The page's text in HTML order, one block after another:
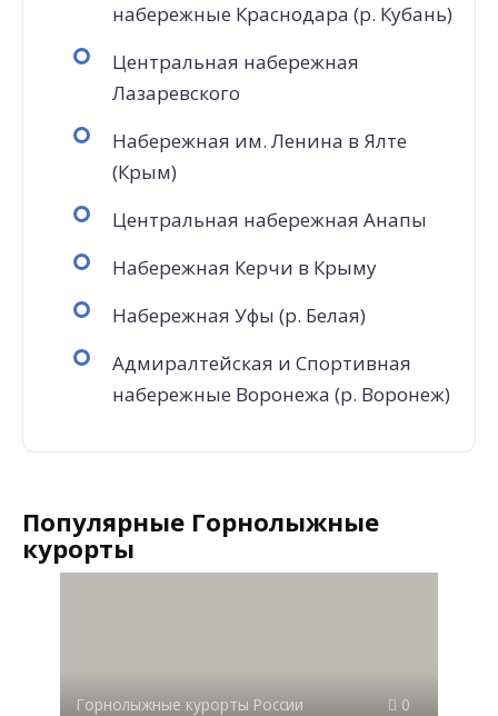
набережные Краснодара (р. Кубань)
Центральная набережная
Лазаревского
Набережная им. Ленина в Ялте
(Крым)
Центральная набережная Анапы
Набережная Керчи в Крыму
Набережная Уфы (р. Белая)
Адмиралтейская и Спортивная
набережные Воронежа (р. Воронеж)
Популярные Горнолыжные
курорты
Горнолыжные курорты России 0